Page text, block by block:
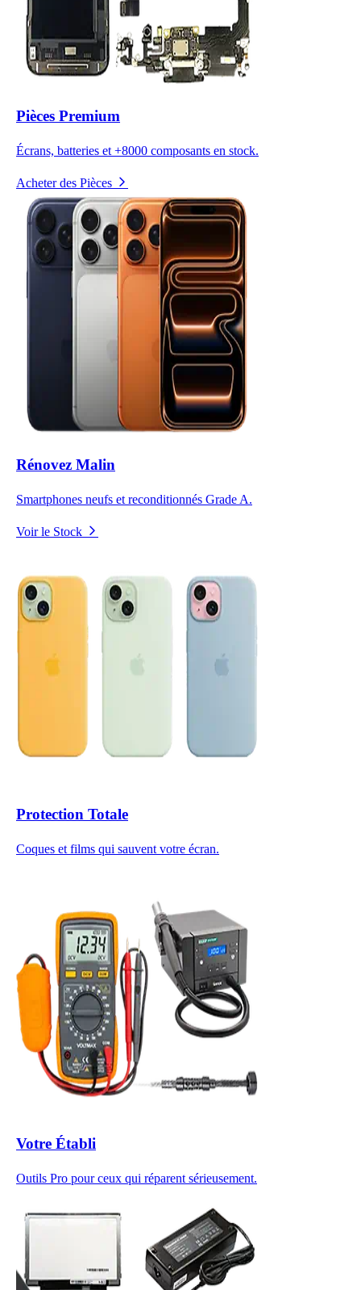
Pièces Premium
Écrans, batteries et +8000 composants en stock.
Acheter des Pièces
Rénovez Malin
Smartphones neufs et reconditionnés Grade A.
Voir le Stock
Protection Totale
Coques et films qui sauvent votre écran.
Votre Établi
Outils Pro pour ceux qui réparent sérieusement.